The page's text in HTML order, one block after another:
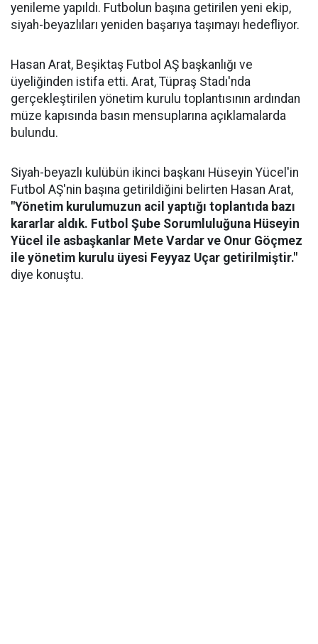
yenileme yapıldı. Futbolun başına getirilen yeni ekip,
siyah-beyazlıları yeniden başarıya taşımayı hedefliyor.
Hasan Arat, Beşiktaş Futbol AŞ başkanlığı ve
üyeliğinden istifa etti. Arat, Tüpraş Stadı'nda
gerçekleştirilen yönetim kurulu toplantısının ardından
müze kapısında basın mensuplarına açıklamalarda
bulundu.
Siyah-beyazlı kulübün ikinci başkanı Hüseyin Yücel'in
Futbol AŞ'nin başına getirildiğini belirten Hasan Arat,
"Yönetim kurulumuzun acil yaptığı toplantıda bazı
kararlar aldık. Futbol Şube Sorumluluğuna Hüseyin
Yücel ile asbaşkanlar Mete Vardar ve Onur Göçmez
ile yönetim kurulu üyesi Feyyaz Uçar getirilmiştir."
diye konuştu.